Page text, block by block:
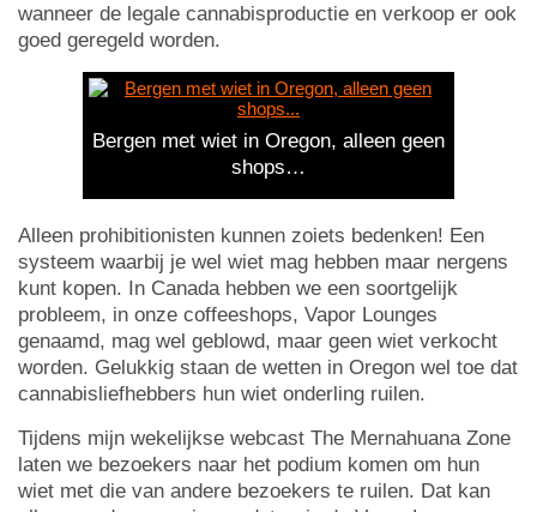
wanneer de legale cannabisproductie en verkoop er ook
goed geregeld worden.
Bergen met wiet in Oregon, alleen geen
shops…
Alleen prohibitionisten kunnen zoiets bedenken! Een
systeem waarbij je wel wiet mag hebben maar nergens
kunt kopen. In Canada hebben we een soortgelijk
probleem, in onze coffeeshops, Vapor Lounges
genaamd, mag wel geblowd, maar geen wiet verkocht
worden. Gelukkig staan de wetten in Oregon wel toe dat
cannabisliefhebbers hun wiet onderling ruilen.
Tijdens mijn wekelijkse webcast The Mernahuana Zone
laten we bezoekers naar het podium komen om hun
wiet met die van andere bezoekers te ruilen. Dat kan